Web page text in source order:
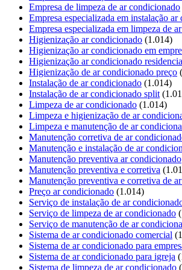
Empresa de limpeza de ar condicionado
Empresa especializada em instalação
Empresa especializada em limpeza de
Higienização ar condicionado (1.014)
Higienização ar condicionado em
Higienização ar condicionado
Higienização de ar condicionado preço
Instalação de ar condicionado (1.014)
Instalação de ar condicionado split
Limpeza de ar condicionado (1.014)
Limpeza e higienização de ar
Limpeza e manutenção de ar
Manutenção corretiva de ar
Manutenção e instalação de ar
Manutenção preventiva ar condicionado
Manutenção preventiva e corretiva
Manutenção preventiva e corretiva de
Preço ar condicionado (1.014)
Serviço de instalação de ar
Serviço de limpeza de ar condicionado
Serviço de manutenção de ar
Sistema de ar condicionado comercial
Sistema de ar condicionado para
Sistema de ar condicionado para igreja
Sistema de limpeza de ar condicionado